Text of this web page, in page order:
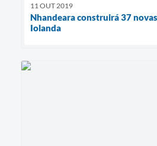
11 OUT 2019
Nhandeara construirá 37
Iolanda